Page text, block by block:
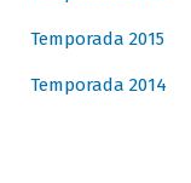
Temporada 2015
Temporada 2014